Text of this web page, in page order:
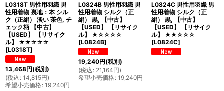
L0318T 男性用羽織 男
性用着物 裏地：本 シル
ク（正絹） 淡い 茶色, チ
ェック柄 【中古】
【USED】 【リサイク
ル】 ★★☆☆☆
[L0318T]
13,468円(税別)
(税込 : 14,815円)
希望小売価格: 19,240円
L0824B 男性用羽織 男
性用着物 シルク（正
絹） 黒, 【中古】
【USED】 【リサイク
ル】 ★☆☆☆☆
[L0824B]
19,240円(税別)
(税込 : 21,164円)
希望小売価格: 19,240円
L0824C 男性用羽織 男
性用着物 シルク（正
絹） 黒, 【中古】
【USED】 【リサイク
ル】 ★★☆☆☆
[L0824C]